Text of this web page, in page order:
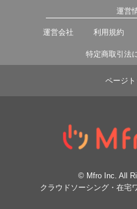
運営
運営会社 利用規約
特定商取引法
ページ
© Mfro Inc. All
クラウドソーシング・在宅